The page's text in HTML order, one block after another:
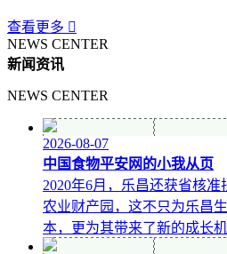
查看更多 
NEWS CENTER
新闻资讯
NEWS CENTER
2026-08-07
中国食物平安网的小我从页
2020年6月，乐昌还获省核
农业财产园，这不只为乐昌
本，更为其带来了新的成长